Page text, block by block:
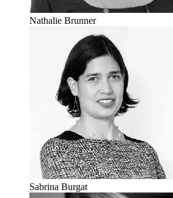
Nathalie Brunner
Sabrina Burgat